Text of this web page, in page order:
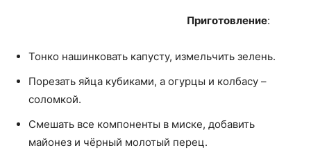
Приготовление:
Тонко нашинковать капусту, измельчить зелень.
Порезать яйца кубиками, а огурцы и колбасу –
соломкой.
Смешать все компоненты в миске, добавить
майонез и чёрный молотый перец.